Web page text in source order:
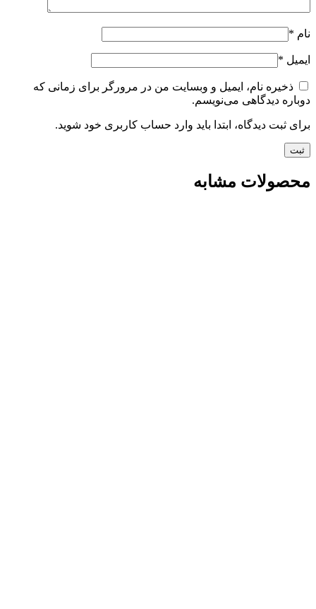
نام *
ایمیل *
ذخیره نام، ایمیل و وبسایت من در مرورگر برای زمانی که
دوباره دیدگاهی می‌نویسم.
برای ثبت دیدگاه، ابتدا باید وارد حساب کاربری خود شوید.
محصولات مشابه